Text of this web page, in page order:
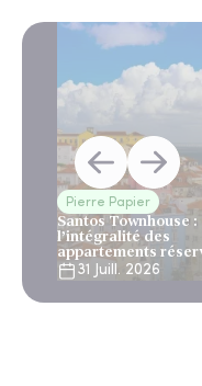
Pierre Papier
Santos Townhouse :
l’intégralité des
appartements
Lisbonne
31 Juill. 2026